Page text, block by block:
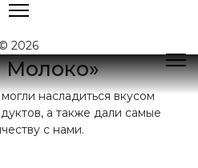
© 2026
Молоко»
насладиться вкусом
а также дали самые
с нами.